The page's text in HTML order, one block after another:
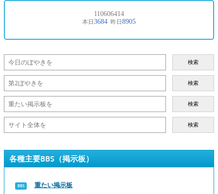
検索
検索
検索
検索
各種主要BBS（掲示板）
重たい掲示板